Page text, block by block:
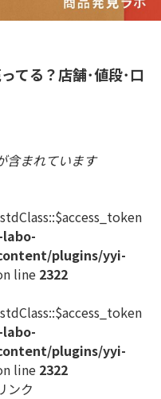
てる？店舗･値段･口
含まれています
plugins/yyi-
line 2322
plugins/yyi-
line 2322
ンク